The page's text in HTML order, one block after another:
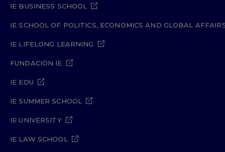
IE BUSINESS SCHOOL
IE SCHOOL OF POLITICS, ECONOMICS AND GLOBAL
IE LIFELONG LEARNING
FUNDACIÓN IE
IE EDU
IE SUMMER SCHOOL
IE UNIVERSITY
IE LAW SCHOOL